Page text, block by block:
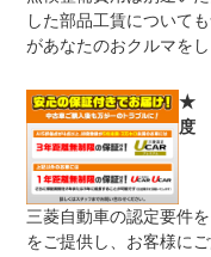
ません。
全国の三菱
理が可能で
法定整備
整備付 法定
※車検なし・
※商用車は6
法定整備
について
法定２４ヶ
納車前に法
２４ヶ月点
した部品工賃について
があなたのおクルマを
★
三菱自動車の認定要件
をご提供し、お客様に